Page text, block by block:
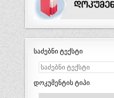
საძებნი ტექსტი
დოკუმენტის ტიპი